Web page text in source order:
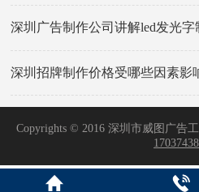
深圳广告制作公司讲解led发光字
深圳招牌制作价格受哪些因素影
Copyrights © 2016 深圳市威图广告